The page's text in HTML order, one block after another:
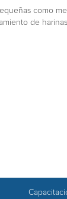
como
de